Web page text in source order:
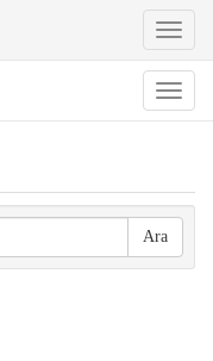
Toggle
Toggle
Ara